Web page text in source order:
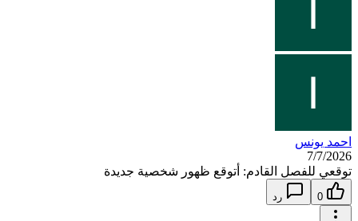
احمد يونس
7/7/2026
توقعي للفصل القادم: أتوقع ظهور شخصية جديدة
0 رد